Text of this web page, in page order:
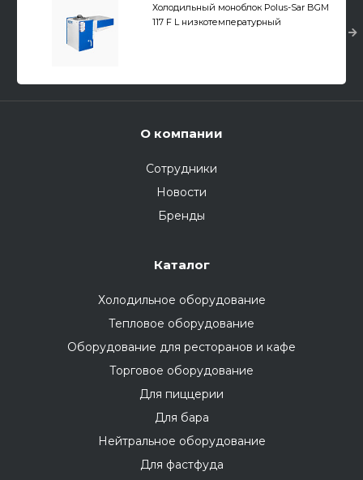
Холодильный моноблок Polus-Sar BGM
117 F L низкотемпературный
О компании
Сотрудники
Новости
Бренды
Каталог
Холодильное оборудование
Тепловое оборудование
Оборудование для ресторанов и кафе
Торговое оборудование
Для пиццерии
Для бара
Нейтральное оборудование
Для фастфуда